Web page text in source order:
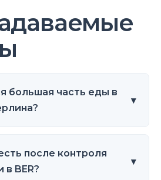
большая часть еды в
▾
после контроля
в BER?
▾